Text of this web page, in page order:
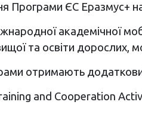
Програми ЄС Еразмус+
академічної
та освіти дорослих,
отримають
and Cooperation